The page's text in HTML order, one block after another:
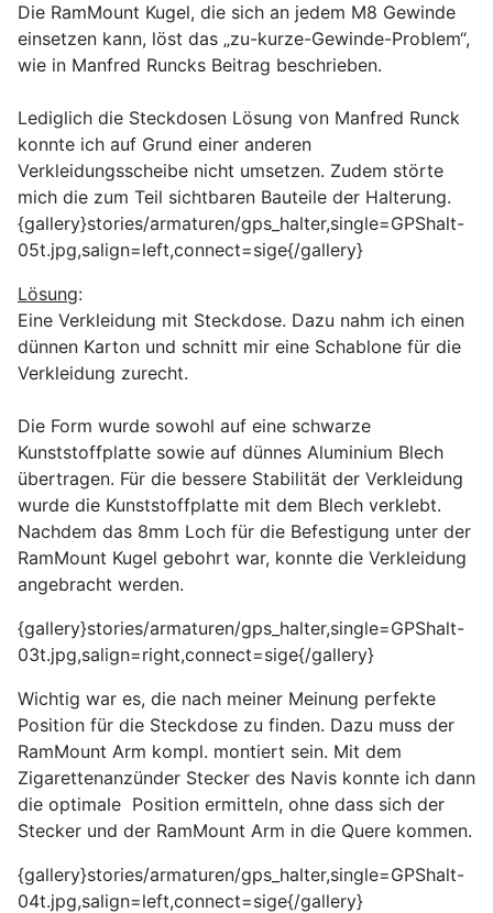
Die RamMount Kugel, die sich an jedem M8 Gewinde
einsetzen kann, löst das „zu-kurze-Gewinde-Problem“,
wie in Manfred Runcks Beitrag beschrieben.
Lediglich die Steckdosen Lösung von Manfred Runck
konnte ich auf Grund einer anderen
Verkleidungsscheibe nicht umsetzen. Zudem störte
mich die zum Teil sichtbaren Bauteile der Halterung.
{gallery}stories/armaturen/gps_halter,single=GPShalt-
05t.jpg,salign=left,connect=sige{/gallery}
Lösung:
Eine Verkleidung mit Steckdose. Dazu nahm ich einen
dünnen Karton und schnitt mir eine Schablone für die
Verkleidung zurecht.
Die Form wurde sowohl auf eine schwarze
Kunststoffplatte sowie auf dünnes Aluminium Blech
übertragen. Für die bessere Stabilität der Verkleidung
wurde die Kunststoffplatte mit dem Blech verklebt.
Nachdem das 8mm Loch für die Befestigung unter der
RamMount Kugel gebohrt war, konnte die Verkleidung
angebracht werden.
{gallery}stories/armaturen/gps_halter,single=GPShalt-
03t.jpg,salign=right,connect=sige{/gallery}
Wichtig war es, die nach meiner Meinung perfekte
Position für die Steckdose zu finden. Dazu muss der
RamMount Arm kompl. montiert sein. Mit dem
Zigarettenanzünder Stecker des Navis konnte ich dann
die optimale Position ermitteln, ohne dass sich der
Stecker und der RamMount Arm in die Quere kommen.
{gallery}stories/armaturen/gps_halter,single=GPShalt-
04t.jpg,salign=left,connect=sige{/gallery}